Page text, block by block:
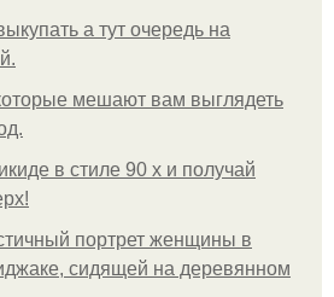
а тут очередь на
мешают вам выглядеть
в стиле 90 х и получай
портрет женщины в
сидящей на деревянном